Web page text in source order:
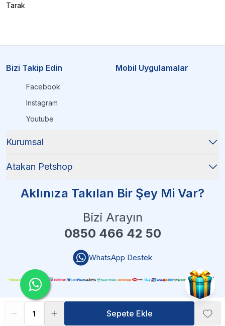
Sepete Ekle
Sepete Ekle
Tarak
Bizi Takip Edin
Facebook
Instagram
Youtube
Mobil Uygulamalar
Kurumsal
Atakan Petshop
Aklınıza Takılan Bir Şey Mi Var?
Bizi Arayın
0850 466 42 50
WhatsApp Destek
Atakan Petshop - 2025 Tüm Hakları Saklıdır | Reliefers Digital